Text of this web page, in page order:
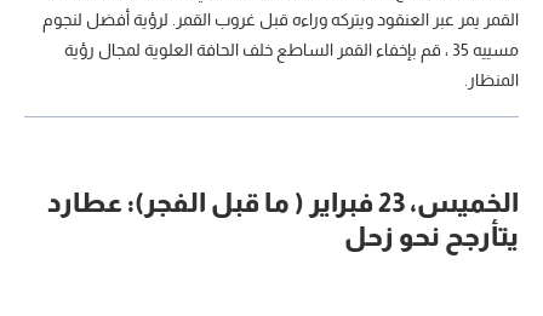
القمر يمر عبر العنقود ويتركه وراءه قبل غروب القمر. لرؤية أفضل لنجوم
مسييه 35 ، قم بإخفاء القمر الساطع خلف الحافة العلوية لمجال رؤية
المنظار.
الخميس، 23 فبراير ( ما قبل الفجر): عطارد
يتأرجح نحو زحل